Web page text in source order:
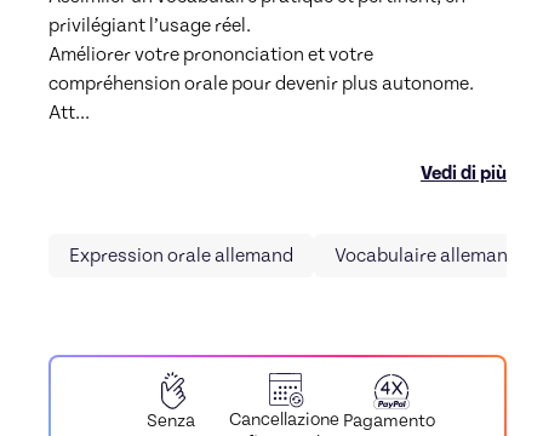
privilégiant l’usage réel.
Améliorer votre prononciation et votre
compréhension orale pour devenir plus autonome.
Att...
Vedi di più
Expression orale allemand Vocabulaire allemand
Senza
Cancellazione Pagamento